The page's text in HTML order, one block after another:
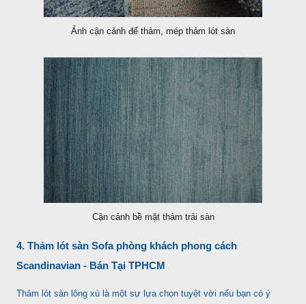
Ảnh cận cảnh đế thảm, mép thảm lót sàn
Cận cảnh bề mặt thảm trải sàn
4. Thảm lót sàn Sofa phòng khách phong cách
Scandinavian - Bán Tại TPHCM
Thảm lót sàn lông xù là một sự lựa chọn tuyệt vời nếu bạn có ý